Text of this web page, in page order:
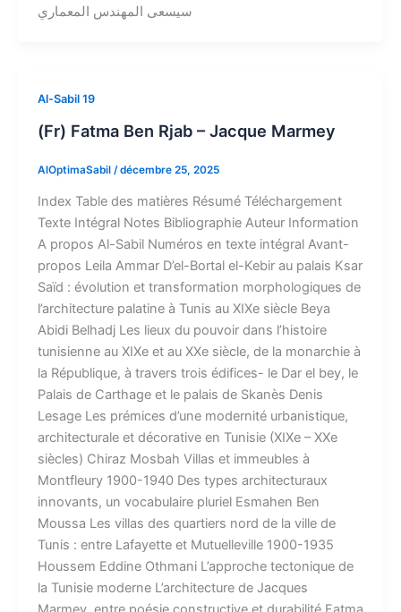
سيسعى المهندس المعماري
Al-Sabil 19
(Fr) Fatma Ben Rjab – Jacque Marmey
AlOptimaSabil /décembre 25, 2025
Index​ Table des matières Résumé Téléchargement
Texte Intégral Notes Bibliographie Auteur​ Information
A propos Al-Sabil​ Numéros en texte intégral​ Avant-
propos Leila Ammar D’el-Bortal el-Kebir au palais Ksar
Saïd : évolution et transformation morphologiques de
l’architecture palatine à Tunis au XIXe siècle Beya
Abidi Belhadj Les lieux du pouvoir dans l’histoire
tunisienne au XIXe et au XXe siècle, de la monarchie à
la République, à travers trois édifices- le Dar el bey, le
Palais de Carthage et le palais de Skanès Denis
Lesage Les prémices d’une modernité urbanistique,
architecturale et décorative en Tunisie (XIXe – XXe
siècles) Chiraz Mosbah Villas et immeubles à
Montfleury 1900-1940 Des types architecturaux
innovants, un vocabulaire pluriel Esmahen Ben
Moussa Les villas des quartiers nord de la ville de
Tunis : entre Lafayette et Mutuelleville 1900-1935
Houssem Eddine Othmani L’approche tectonique de
la Tunisie moderne L’architecture de Jacques